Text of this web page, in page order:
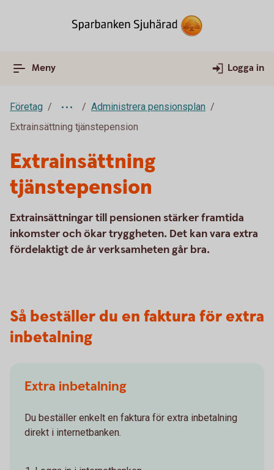
Meny Logga in
Företag
Administrera pensionsplan
Extrainsättning tjänstepension
Extrainsättning
tjänstepension
Extrainsättningar till pensionen stärker framtida
inkomster och ökar tryggheten. Det kan vara extra
fördelaktigt de år verksamheten går bra.
Så beställer du en faktura för extra
inbetalning
Extra inbetalning
Du beställer enkelt en faktura för extra inbetalning
direkt i internetbanken.